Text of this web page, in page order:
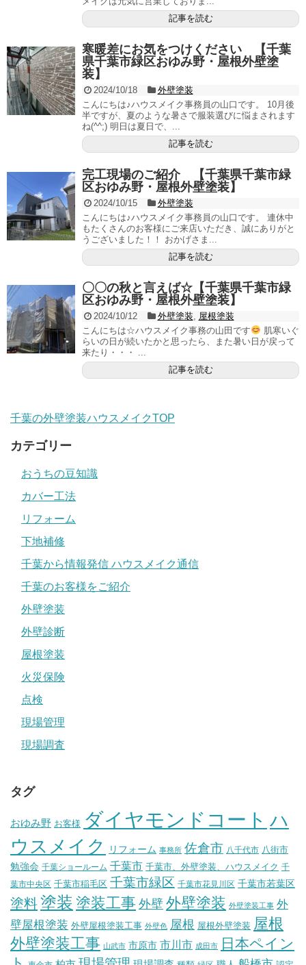
記事を読む
寒暖差にお気をつけください 【千葉
県千葉市緑区おゆみ野・屋根外壁塗
装】
2024/10/18
外壁塗装
こんにちは♪ハウスメイク事務員の山口です。 10月後
半ですが、夏のような暑さで服装選びに悩まされます
ね(^^;) 明日は夏日で、...
記事を読む
完工現場のご紹介 【千葉県千葉市緑
区おゆみ野・屋根外壁塗装】
2024/10/15
外壁塗装
こんにちは♪ハウスメイク事務員の山口です。 連休中
もたくさんのお客様にご来店いただき、誠にありがと
うございました！！ おかげさま...
記事を読む
〇〇の秋と言えば☆【千葉県千葉市緑
区おゆみ野・屋根外壁塗装】
2024/10/12 外壁塗装
屋根塗装
こんにちは☆ハウスメイク事務の山田です
肌寒いぐ
らいの日が続いたかと思ったら、また暑い日が戻って
来たり・・・ ...
記事を読む
千葉の外壁塗装ハウスメイクTOP
カテゴリー
おうちの豆知識
カバー工法
リフォーム
下地補修
千葉から情報発信 ハウスメイク通信
千葉のお客様をご紹介
外壁塗装
外壁診断
屋根塗装
火災保険
点検
現場管理
現場調査
タグ
おゆみ野 お客様 ダイヤモンドコート ハ
ウスメイク
リフォーム 事務所 佐倉市 八千代市 八街市
勉強会 千葉ショールーム 千葉市 千葉市、外壁塗装、ハウスメイク 千
葉市中央区 千葉市稲毛区 千葉市緑区 千葉市花見川区 千葉市若葉区
塗料塗装 塗装工事 外壁 外壁塗装 外壁塗装工事 外
壁屋根塗装 外壁屋根塗装工事 外壁色 屋根 屋根外壁塗装 屋根
外壁塗装工事 山武市 市原市 市川市 成田市
日本ペイン